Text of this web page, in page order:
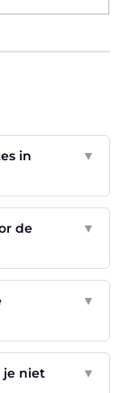
in
▼
de
▼
▼
je niet
▼